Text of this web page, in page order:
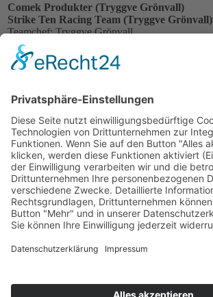
Comek Produkter (Tryggve Grönvall)
Strike Ten Racing Team (Tryggve Grönvall)
Teamchef: Tryggve Grönvall
42
Tryggve Grönvall / SWE
Ralt RT1 Toyota
Geburtsort:
Scuderia Calanda (Jakob Bordoli)
Teamchef: Jakob Bordoli
4
Jakob Bordoli / SUI
Ralt RT1 Toyota
Geburtstag: 28.05.1954
Geburtsort: Schiers / SUI
Impressum